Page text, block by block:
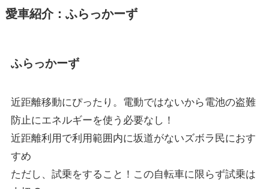
愛車紹介：ふらっかーず
ふらっかーず
近距離移動にぴったり。電動ではないから電池の盗難
防止にエネルギーを使う必要なし！
近距離利用で利用範囲内に坂道がないズボラ民におす
すめ
ただし、試乗をすること！この自転車に限らず試乗は